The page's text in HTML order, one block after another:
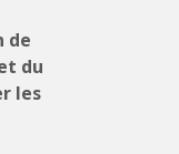
de
du
les